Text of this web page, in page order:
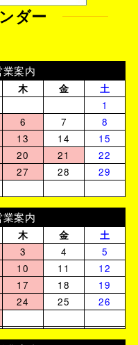
ダー
案内
木 金
土
1
6 7
8
13 14
15
20 21
22
27 28
29
案内
木 金
土
3 4
5
10 11
12
17 18
19
24 25
26